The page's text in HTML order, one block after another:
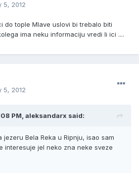
5, 2012
do tople Mlave uslovi bi trebalo biti
ima neku informaciju vredi li ici ....
5, 2012
PM, aleksandarx said:
Bela Reka u Ripnju, isao sam
interesuje jel neko zna neke sveze